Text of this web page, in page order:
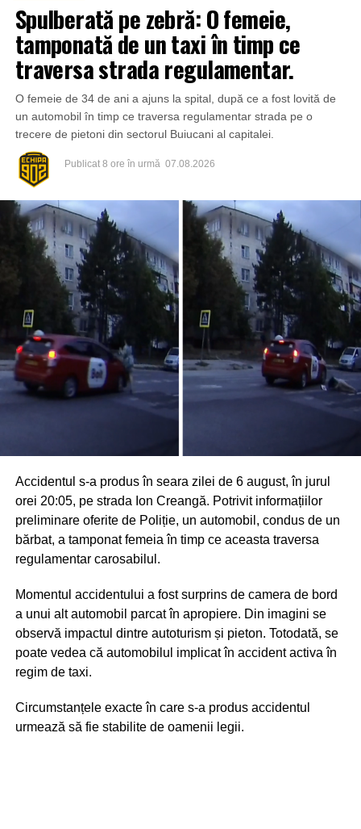
Spulberată pe zebră: O femeie,
tamponată de un taxi în timp ce
traversa strada regulamentar.
O femeie de 34 de ani a ajuns la spital, după ce a fost lovită de
un automobil în timp ce traversa regulamentar strada pe o
trecere de pietoni din sectorul Buiucani al capitalei.
Publicat 8 ore în urmă 07.08.2026
Accidentul s-a produs în seara zilei de 6 august, în jurul
orei 20:05, pe strada Ion Creangă. Potrivit informațiilor
preliminare oferite de Poliție, un automobil, condus de un
bărbat, a tamponat femeia în timp ce aceasta traversa
regulamentar carosabilul.
Momentul accidentului a fost surprins de camera de bord
a unui alt automobil parcat în apropiere. Din imagini se
observă impactul dintre autoturism și pieton. Totodată, se
poate vedea că automobilul implicat în accident activa în
regim de taxi.
Circumstanțele exacte în care s-a produs accidentul
urmează să fie stabilite de oamenii legii.